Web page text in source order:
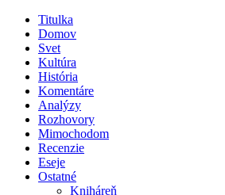
Titulka
Domov
Svet
Kultúra
História
Komentáre
Analýzy
Rozhovory
Mimochodom
Recenzie
Eseje
Ostatné
Kniháreň